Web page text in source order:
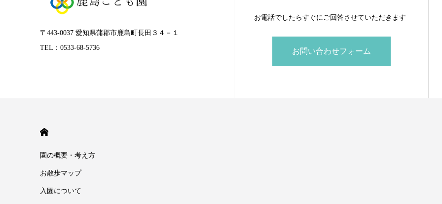
〒443-0037 愛知県蒲郡市鹿島町長田３４－１
TEL：0533-68-5736
お電話でしたらすぐにご回答させていただきます
お問い合わせフォーム
園の概要・考え方
お散歩マップ
入園について